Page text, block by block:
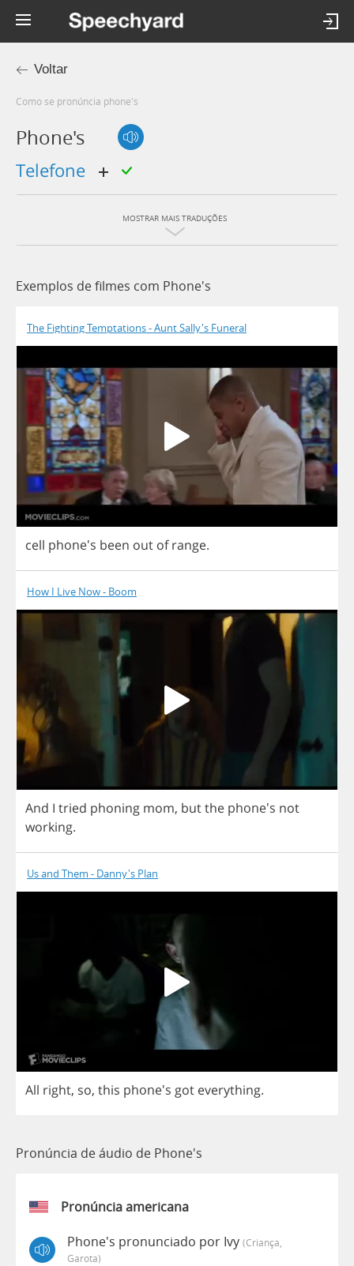
Voltar
Como se pronúncia phone's
Phone's
telefone
MOSTRAR MAIS TRADUÇÕES
Exemplos de filmes com Phone's
The Fighting Temptations - Aunt Sally's Funeral
cell phone's been out of range.
How I Live Now - Boom
And I tried phoning mom, butthe phone's not
working.
Us and Them - Danny's Plan
All right, so, this phone's got everything.
Pronúncia de áudio de Phone's
Pronúncia americana
Phone's pronunciado por Ivy (criança,
Garota)